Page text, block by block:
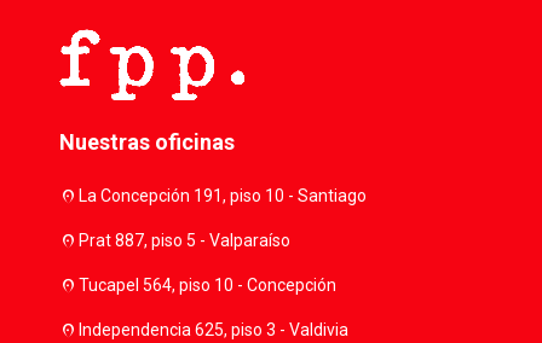
Nuestras oficinas
location_onLa Concepción 191, piso 10 - Santiago
location_onPrat 887, piso 5 - Valparaíso
location_onTucapel 564, piso 10 - Concepción
location_onIndependencia 625, piso 3 - Valdivia